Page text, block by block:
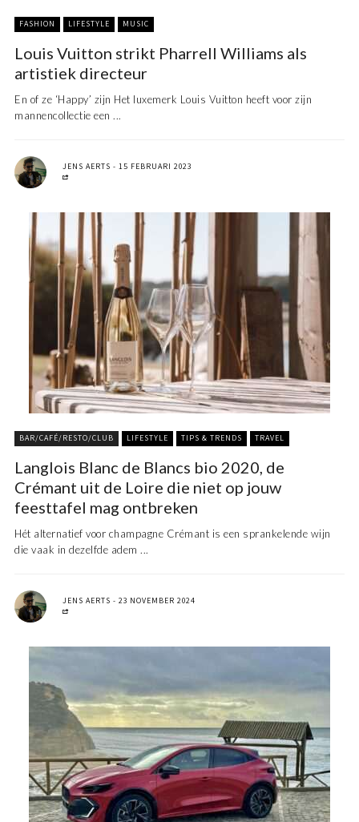
FASHION LIFESTYLE MUSIC
Louis Vuitton strikt Pharrell Williams als
artistiek directeur
En of ze ‘Happy’ zijn Het luxemerk Louis Vuitton heeft voor zijn
mannencollectie een ...
JENS AERTS 15 FEBRUARI 2023
BAR/CAFÉ/RESTO/CLUB LIFESTYLE TIPS & TRENDS TRAVEL
Langlois Blanc de Blancs bio 2020, de
Crémant uit de Loire die niet op jouw
feesttafel mag ontbreken
Hét alternatief voor champagne Crémant is een sprankelende wijn
die vaak in dezelfde adem ...
JENS AERTS 23 NOVEMBER 2024